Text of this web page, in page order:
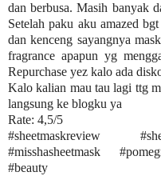
dan berbusa. Masih banyak
Setelah paku aku amazed
dan kenceng sayangnya
fragrance apapun yg
Repurchase yez kalo ada
Kalo kalian mau tau lagi ttg
langsung ke blogku ya
Rate: 4,5/5
#sheetmaskreview
#misshasheetmask
#beauty